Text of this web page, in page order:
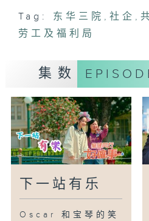
Tag: 东华三院 , 社企 ,
劳工及福利局
集数
下一站有乐
Oscar 和宝琴的笑